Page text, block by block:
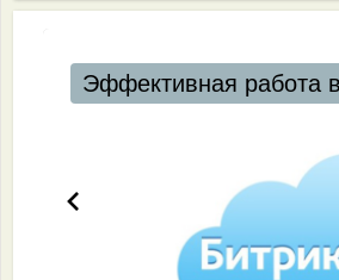
Эффективная работа